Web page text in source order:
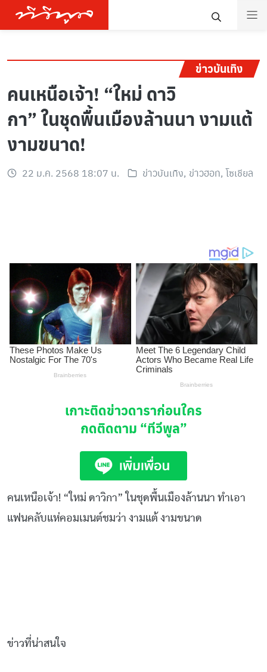
ข่าวบันเทิง
คนเหนือเจ้า! “ใหม่ ดาวิ
กา” ในชุดพื้นเมืองล้านนา งามแต้
งามขนาด!
22 ม.ค. 2568 18:07 น. ข่าวบันเทิง, ข่าวฮอท, โซเชียล
เกาะติดข่าวดาราก่อนใคร
กดติดตาม “ทีวีพูล”
คนเหนือเจ้า! “ใหม่ ดาวิกา” ในชุดพื้นเมืองล้านนา ทำเอา
แฟนคลับแห่คอมเมนต์ชมว่า งามแต้ งามขนาด
ข่าวที่น่าสนใจ